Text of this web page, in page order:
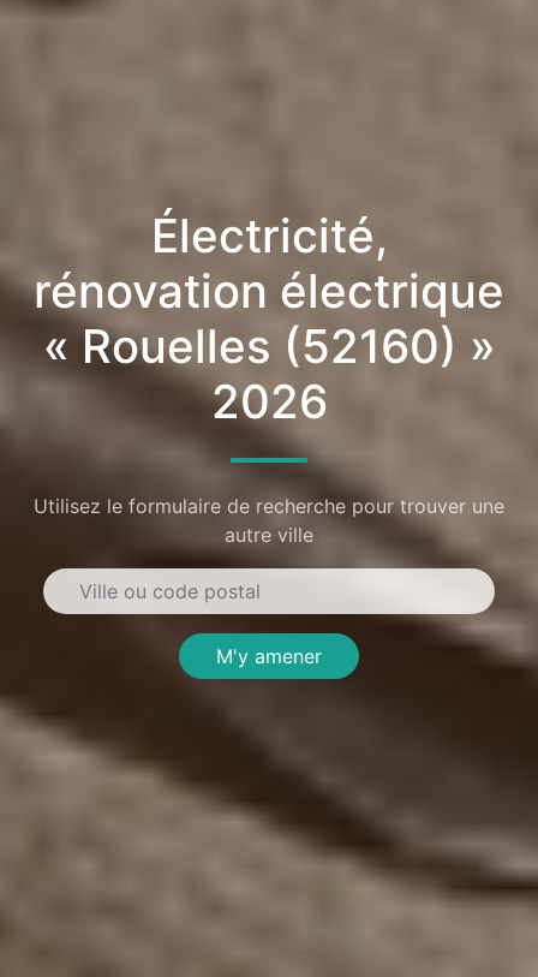
Électricité,
rénovation électrique
« Rouelles (52160) »
2026
Utilisez le formulaire de recherche pour trouver une
autre ville
M'y amener